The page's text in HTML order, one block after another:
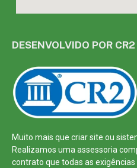
DESENVOLVIDO POR CR2
Muito mais que criar site ou
Realizamos uma assessoria
contrato que todas as exigências